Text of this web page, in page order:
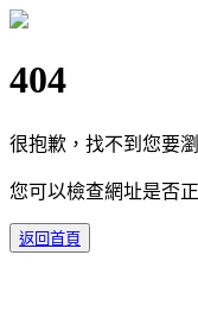
404
很抱歉，找不到您要
您可以檢查網址是否
返回首頁